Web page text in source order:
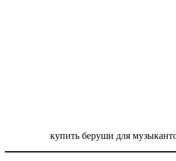
купить беруши для